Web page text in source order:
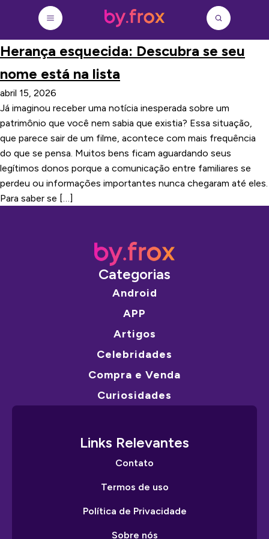
Herança esquecida: Descubra se seu
nome está na lista
abril 15, 2026
Já imaginou receber uma notícia inesperada sobre um
patrimônio que você nem sabia que existia? Essa situação,
que parece sair de um filme, acontece com mais frequência
do que se pensa. Muitos bens ficam aguardando seus
legítimos donos porque a comunicação entre familiares se
perdeu ou informações importantes nunca chegaram até eles.
Para saber se […]
Categorias
Android
APP
Artigos
Celebridades
Compra e Venda
Curiosidades
Links Relevantes
Contato
Termos de uso
Política de Privacidade
Sobre nós